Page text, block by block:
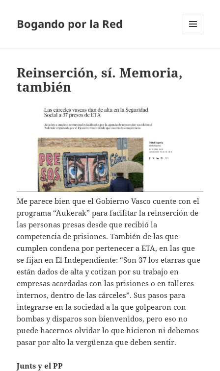
Bogando por la Red
Reinserción, sí. Memoria,
también
Me parece bien que el Gobierno Vasco cuente con el
programa “Aukerak” para facilitar la reinserción de
las personas presas desde que recibió la
competencia de prisiones. También de las que
cumplen condena por pertenecer a ETA, en las que
se fijan en El Independiente: “Son 37 los etarras que
están dados de alta y cotizan por su trabajo en
empresas acordadas con las prisiones o en talleres
internos, dentro de las cárceles”. Sus pasos para
integrarse en la sociedad a la que golpearon con
bombas y disparos son bienvenidos, pero eso no
puede hacernos olvidar lo que hicieron ni debemos
pasar por alto la vergüenza que deben sentir.
Junts y el PP